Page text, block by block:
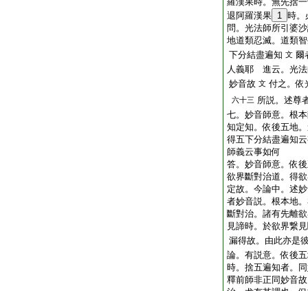
退阿羅漢果 1 時。
問。光法師所引婆
地道類忍滅。道類
下分結盡遍知 文 爾
人義耶 進云。光法
妙音故 文 付之。依
六十三 所説。述尊
七。妙音師意。根
知定知。依後五地
得五下分結盡遍知
師義云事如何
答。妙音師意。依
欲界斷對治道。得
定故。今論中。述
者妙音説。根本地
斷對治。諸有先離
見諦時。於欲界繋
漏得故。由此亦是
論。有説意。依後
時。捨五遍知者。
釋前師非正同妙音